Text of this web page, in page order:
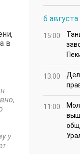
в
у
6 августа
15:00
13:00
11:00